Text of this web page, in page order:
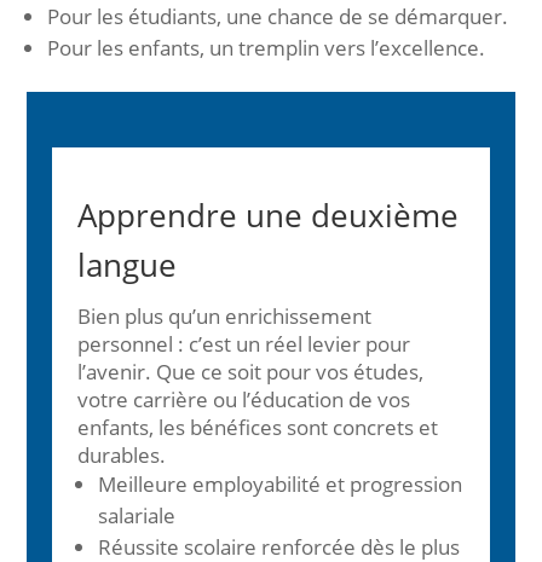
Pour les étudiants, une chance de se démarquer.
Pour les enfants, un tremplin vers l’excellence.
Apprendre une deuxième
langue
Bien plus qu’un enrichissement
personnel : c’est un réel levier pour
l’avenir. Que ce soit pour vos études,
votre carrière ou l’éducation de vos
enfants, les bénéfices sont concrets et
durables.
Meilleure employabilité et progression
salariale
Réussite scolaire renforcée dès le plus